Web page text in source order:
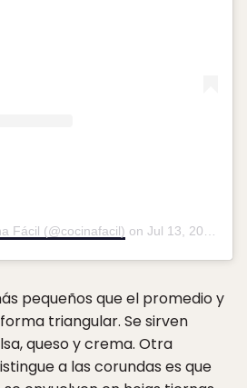
Fácil (@cocinafacil) on Jul 13, 2019 at 8:30am PDT
pequeños que el promedio y
triangular. Se sirven
queso y crema. Otra
a las corundas es que